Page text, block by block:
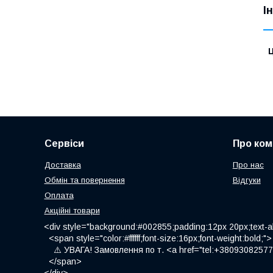
Сервіси
Доставка
Обмін та повернення
Оплата
Акційні товари
Про
Про нас
Відгуки
<div style="background:#002855;padding:12px
<span style="color:#ffffff;font-size:16px;font-weight:bold;">
⚠️ УВАГА! Замовлення по т. <a
</span>